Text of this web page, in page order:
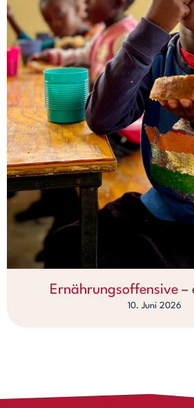
Ernährungsoffensive –
10. Juni 2026